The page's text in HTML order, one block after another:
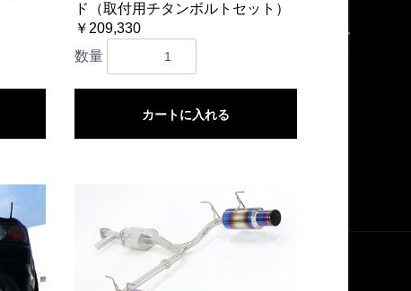
ド（取付用チタンボルトセット）
￥209,330
数量
カートに入れる